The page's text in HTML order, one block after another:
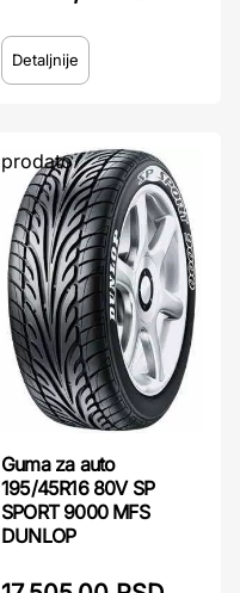
Detaljnije
prodato
Guma za auto
195/45R16 80V SP
SPORT 9000 MFS
DUNLOP